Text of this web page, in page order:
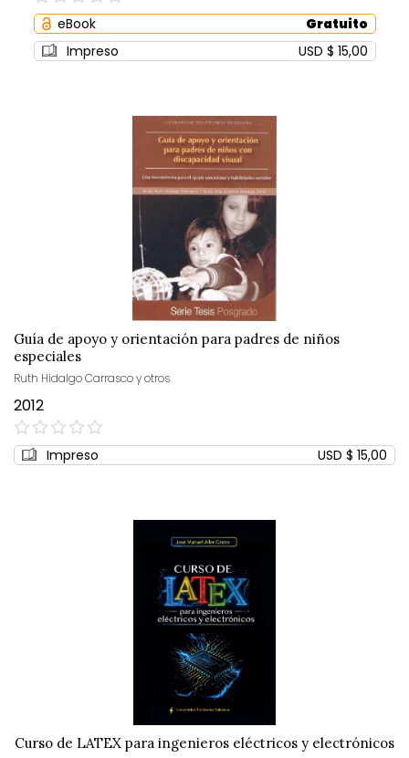
0%
eBook
Gratuito
Impreso
USD $ 15,00
Guía de apoyo y orientación para padres de niños
especiales
Ruth Hidalgo Carrasco y otros
2012
0%
Impreso USD $ 15,00
Curso de LATEX para ingenieros eléctricos y electrónicos